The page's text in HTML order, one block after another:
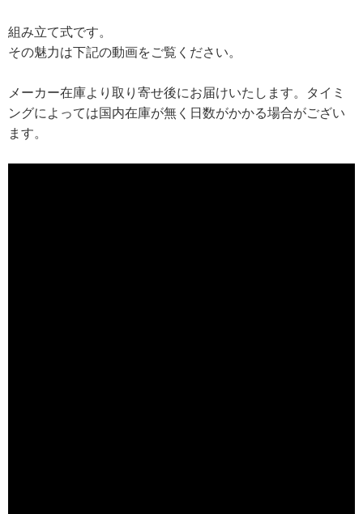
組み立て式です。
その魅力は下記の動画をご覧ください。
メーカー在庫より取り寄せ後にお届けいたします。タイミ
ングによっては国内在庫が無く日数がかかる場合がござい
ます。